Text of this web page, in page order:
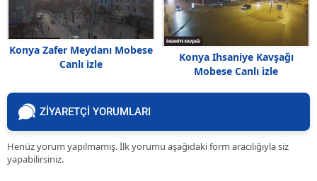
Konya Zafer Meydanı Mobese
Canlı izle
Konya Ihsaniye Kavşağı
Mobese Canlı izle
ZİYARETÇİ YORUMLARI
Henüz yorum yapılmamış. İlk yorumu aşağıdaki form aracılığıyla siz
yapabilirsiniz.